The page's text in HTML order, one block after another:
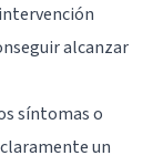
alcanzar
síntomas o
un